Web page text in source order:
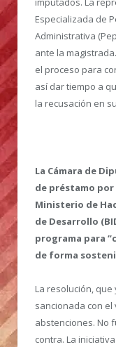
Especializada de
Administrativa
ante la
el proceso para
así dar tiempo a
la recusación en
La Cámara de
de préstamo por
Ministerio de
de Desarrollo
programa para
de forma
La resolución,
sancionada con el
abstenciones. No
contra. La